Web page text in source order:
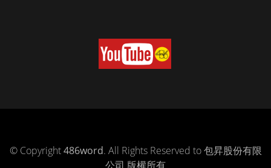
© Copyright486word. All Rights Reserved to 包昇股份有限
公司 版權所有